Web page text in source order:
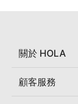
關於 HOLA
顧客服務